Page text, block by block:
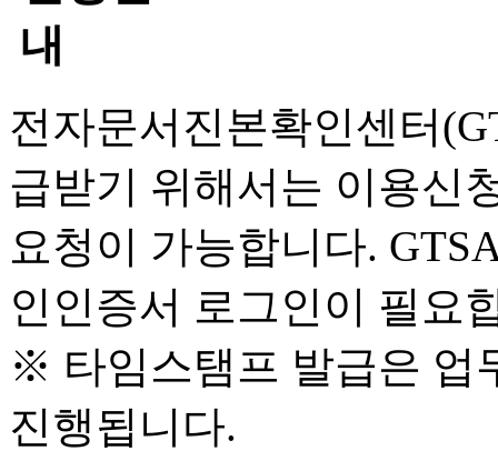
전자문서진본확인센터
급받기 위해서는 이용신
요청이 가능합니다.
인인증서 로그인이 필요
※ 타임스탬프 발급은 업
진행됩니다.